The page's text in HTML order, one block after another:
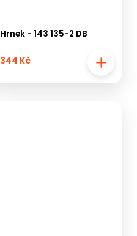
Hrnek - 143 135-2 DB
344 Kč